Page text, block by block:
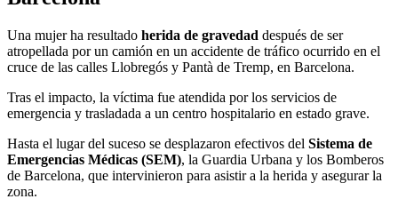
Una mujer ha resultado herida de gravedad después de ser
atropellada por un camión en un accidente de tráfico ocurrido en el
cruce de las calles Llobregós y Pantà de Tremp, en Barcelona.
Tras el impacto, la víctima fue atendida por los servicios de
emergencia y trasladada a un centro hospitalario en estado grave.
Hasta el lugar del suceso se desplazaron efectivos del Sistema de
Emergencias Médicas (SEM), la Guardia Urbana y los Bomberos
de Barcelona, que intervinieron para asistir a la herida y asegurar la
zona.